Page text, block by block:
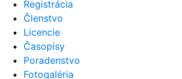
Registrácia
Členstvo
Licencie
Časopisy
Poradenstvo
Fotogaléria